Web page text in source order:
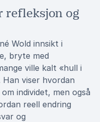
refleksjon og
Wold innsikt i
bryte med
ville kalt «hull i
viser hvordan
individet, men også
reell endring
og